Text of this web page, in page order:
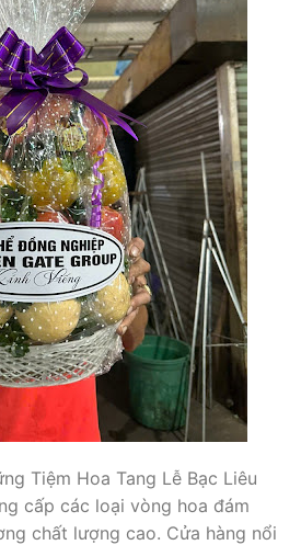
Tiệm Hoa Tang Lễ Bạc Liêu
cấp các loại vòng hoa đám
chất lượng cao. Cửa hàng nổi